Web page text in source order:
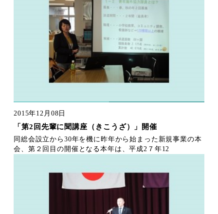
2015年12月08日
「第2回先輩に聞講座（きこうざ）」開催
同総会設立から30年を機に昨年から始まった新規事業の本
会、第２回目の開催となる本年は、平成2７年12